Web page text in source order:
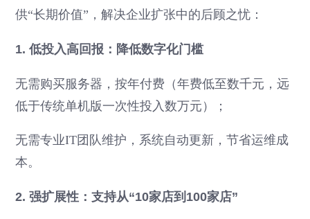
供“长期价值”，解决企业扩张中的后顾之忧：
1. 低投入高回报：降低数字化门槛
无需购买服务器，按年付费（年费低至数千元，远
低于传统单机版一次性投入数万元）；
无需专业IT团队维护，系统自动更新，节省运维成
本。
2. 强扩展性：支持从“10家店到100家店”